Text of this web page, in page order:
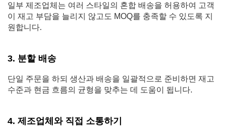
일부 제조업체는 여러 스타일의 혼합 배송을 허용하여 고객
이 재고 부담을 늘리지 않고도 MOQ를 충족할 수 있도록 지
원합니다.
3. 분할 배송
단일 주문을 하되 생산과 배송을 일괄적으로 준비하면 재고
수준과 현금 흐름의 균형을 맞추는 데 도움이 됩니다.
4. 제조업체와 직접 소통하기